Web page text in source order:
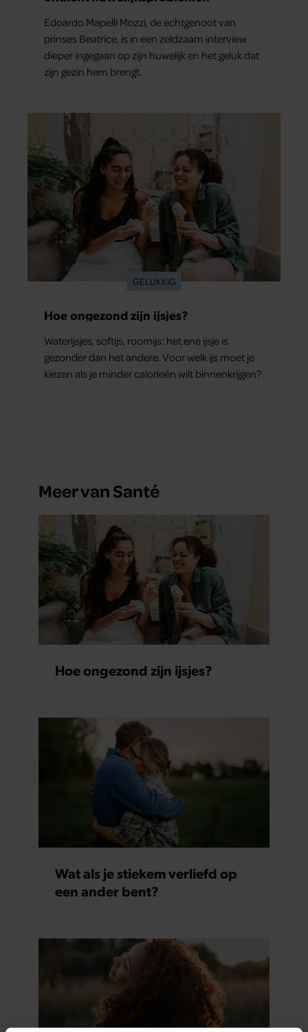
Edoardo Mapelli Mozzi, de echtgenoot van
prinses Beatrice, is in een zeldzaam interview
dieper ingegaan op zijn huwelijk en het geluk dat
zijn gezin hem brengt.
GELUKKIG
Hoe ongezond zijn ijsjes?
Waterijsjes, softijs, roomijs: het ene ijsje is
gezonder dan het andere. Voor welk ijs moet je
kiezen als je minder calorieën wilt binnenkrijgen?
Meer van Santé
Hoe ongezond zijn ijsjes?
Wat als je stiekem verliefd op
een ander bent?